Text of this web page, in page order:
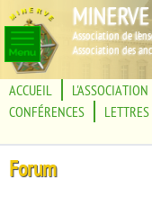
Association de
Association des
MINERVE
ACCUEIL L'ASSOCIATION
CONFÉRENCES
Forum